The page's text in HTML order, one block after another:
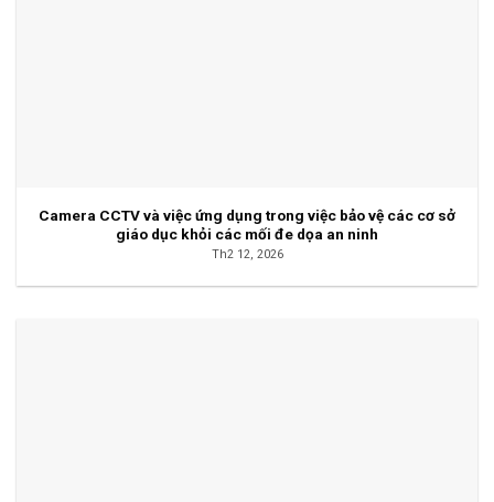
Camera CCTV và việc ứng dụng trong việc bảo vệ các cơ sở
giáo dục khỏi các mối đe dọa an ninh
Th2 12, 2026